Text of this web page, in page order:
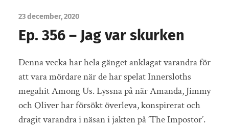
23 december, 2020
Ep. 356 – Jag var skurken
Denna vecka har hela gänget anklagat varandra för
att vara mördare när de har spelat Innersloths
megahit Among Us. Lyssna på när Amanda, Jimmy
och Oliver har försökt överleva, konspirerat och
dragit varandra i näsan i jakten på ’The Impostor’.